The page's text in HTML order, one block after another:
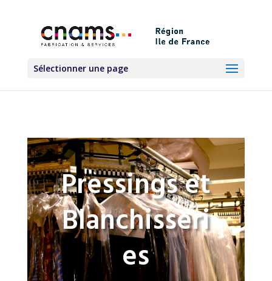
Sélectionner une page
Pressings et
Blanchisseri
es